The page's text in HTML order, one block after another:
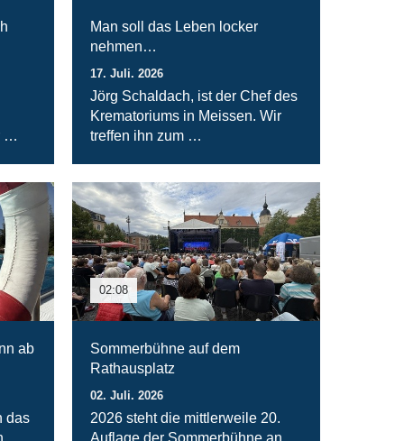
…
Man soll das Leben locker
nehmen…
17. Juli. 2026
Jörg Schaldach, ist der Chef des
Krematoriums in Meissen. Wir
treffen ihn zum …
ab
das
02:08
Sommerbühne auf dem
Rathausplatz
02. Juli. 2026
2026 steht die mittlerweile 20.
Auflage der Sommerbühne an.